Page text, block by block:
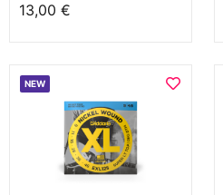
13,00 €
NEW